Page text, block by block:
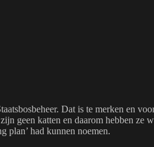
Dat is te merken en
geen katten en daarom hebben ze
plan’ had kunnen noemen.